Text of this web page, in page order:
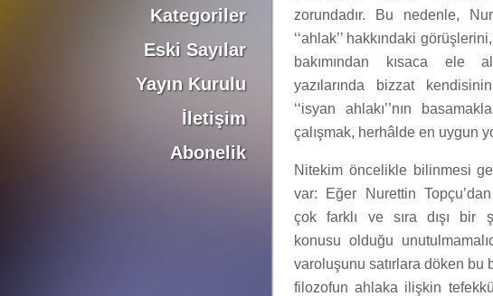
Kategoriler
Eski Sayılar
Yayın Kurulu
İletişim
Abonelik
zorundadır. Bu nedenle,
‘‘ahlak’’ hakkındaki
bakımından kısaca ele
yazılarında bizzat
‘‘isyan ahlakı’’nın
çalışmak, herhâlde en uygun
Nitekim öncelikle bilinmesi
var: Eğer Nurettin
çok farklı ve sıra dışı bir
konusu olduğu
varoluşunu satırlara döken bu
filozofun ahlaka ilişkin